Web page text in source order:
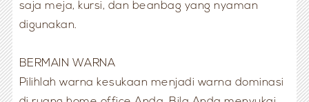
saja meja, kursi, dan beanbag yang nyaman
digunakan.
BERMAIN WARNA
Pilihlah warna kesukaan menjadi warna dominasi